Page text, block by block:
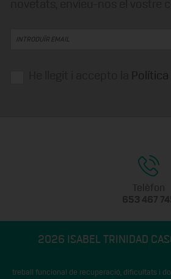
2026 ISABEL TRINIDAD
treball funcional de recuperació, dificultats i